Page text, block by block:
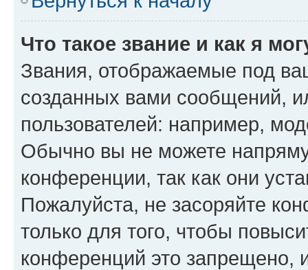
Что такое звание и как я
Звания, отображаемые под
созданных вами сообщений,
пользователей: например,
Обычно вы не можете
конференции, так как они
Пожалуйста, не засоряйте
только для того, чтобы
конференций это запрещено,